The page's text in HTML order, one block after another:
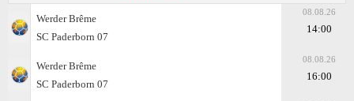
Werder Brême
SC Paderborn 07
08.08.26
14:00
Werder Brême
SC Paderborn 07
08.08.26
16:00